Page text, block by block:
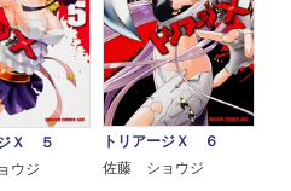
Ｘ ５
ウジ
トリアージＸ ６
佐藤 ショウジ